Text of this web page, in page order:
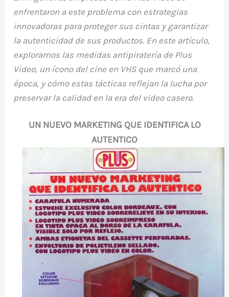
enfrentaron a este problema con estrategias
innovadoras para proteger sus cintas y garantizar
la autenticidad de sus productos. En este artículo,
exploramos las medidas antipiratería de Plus
Video, un ícono del cine en VHS que marcó una
época, y cómo estas tácticas reflejan la lucha por
preservar la calidad en la era del video casero.
UN NUEVO MARKETING QUE IDENTIFICA LO
AUTENTICO